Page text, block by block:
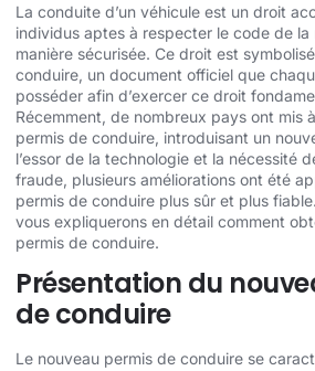
La conduite d’un véhicule est un droit
individus aptes à respecter le code de
manière sécurisée. Ce droit est
conduire, un document officiel que
posséder afin d’exercer ce droit
Récemment, de nombreux pays ont mis
permis de conduire, introduisant un
l’essor de la technologie et la nécessité
fraude, plusieurs améliorations ont été
permis de conduire plus sûr et plus
vous expliquerons en détail comment
permis de conduire.
Présentation du
de conduire
Le nouveau permis de conduire se